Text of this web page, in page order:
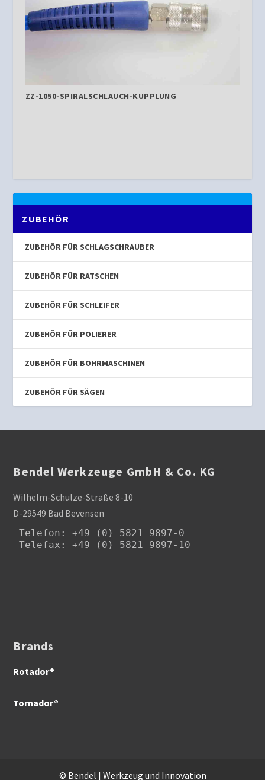
ZZ-1050-SPIRALSCHLAUCH-KUPPLUNG
ZUBEHÖR
ZUBEHÖR FÜR SCHLAGSCHRAUBER
ZUBEHÖR FÜR RATSCHEN
ZUBEHÖR FÜR SCHLEIFER
ZUBEHÖR FÜR POLIERER
ZUBEHÖR FÜR BOHRMASCHINEN
ZUBEHÖR FÜR SÄGEN
Bendel Werkzeuge GmbH & Co. KG
Wilhelm-Schulze-Straße 8-10
D-29549 Bad Bevensen
Telefon : +49 (0) 5821 9897-0
Telefax: +49 (0) 5821 9897-10
Brands
Rotador®
Tornador®
© Bendel | Werkzeug und Innovation